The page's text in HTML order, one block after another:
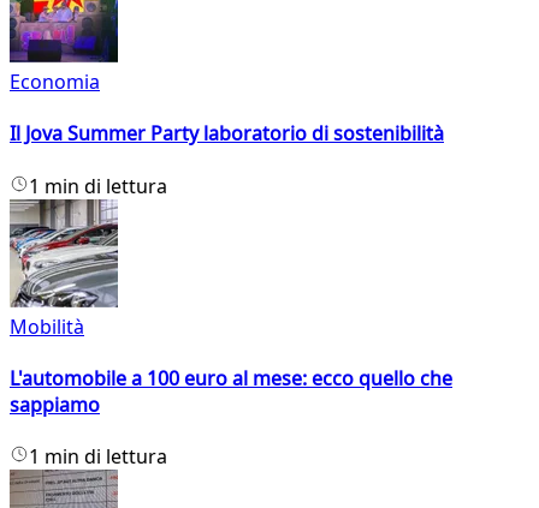
Economia
Il Jova Summer Party laboratorio di sostenibilità
1 min di lettura
Mobilità
L'automobile a 100 euro al mese: ecco quello che
sappiamo
1 min di lettura